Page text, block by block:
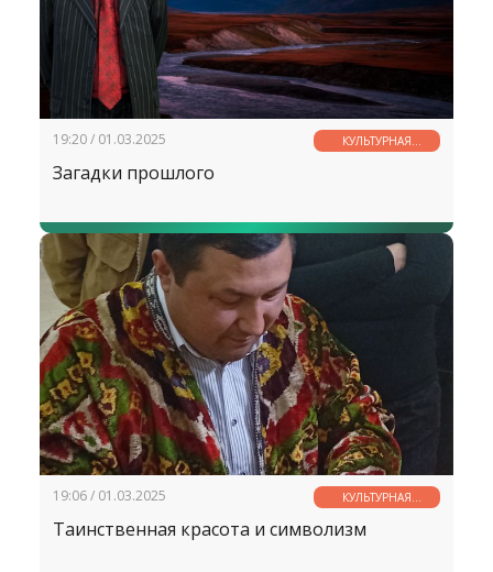
19:20 / 01.03.2025
КУЛЬТУРНАЯ
СТРАНИЧКА
Загадки прошлого
19:06 / 01.03.2025
КУЛЬТУРНАЯ
СТРАНИЧКА
Таинственная красота и символизм